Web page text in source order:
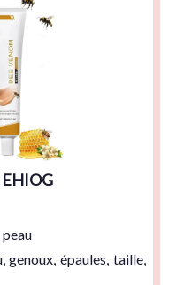
genoux, épaules, taille,